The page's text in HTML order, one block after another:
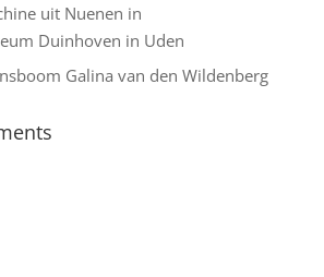
uit Nuenen in
Duinhoven in Uden
Galina van den Wildenberg